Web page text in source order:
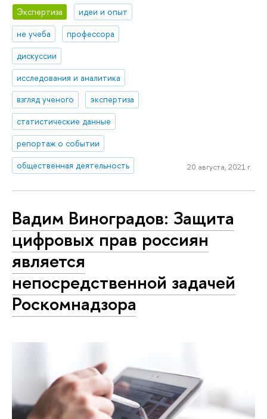
Экспертиза
идеи и опыт
не учеба
профессора
дискуссии
исследования и аналитика
взгляд ученого
экспертиза
статистические данные
репортаж о событии
общественная деятельность
20 августа, 2021 г.
Вадим Виноградов: Защита
цифровых прав россиян
является
непосредственной задачей
Роскомнадзора